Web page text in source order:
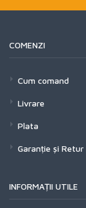
COMENZI
Cum comand
Livrare
Plata
Garanție și Retur
INFORMAȚII UTILE